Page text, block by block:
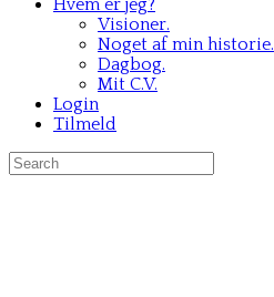
Hvem er jeg?
Visioner.
Noget af min historie.
Dagbog.
Mit C.V.
Login
Tilmeld
Search
for: